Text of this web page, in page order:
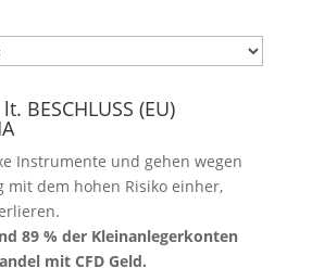
BESCHLUSS (EU)
Instrumente und gehen wegen
mit dem hohen Risiko einher,
89 % der Kleinanlegerkonten
mit CFD Geld.